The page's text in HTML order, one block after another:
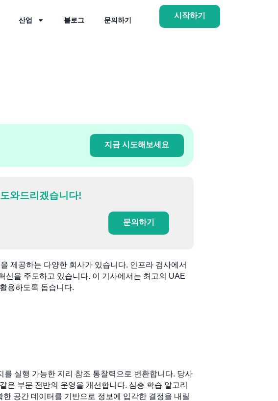
산업 블로그 문의하기
시작하기
지금 시도해보세요
도와드리겠습니다!
문의하기
제공하는 다양한 회사가 있습니다. 인프라 검사에서
신을 주도하고 있습니다. 이 기사에서는 최고의 UAE
용하도록 돕습니다.
실행 가능한 지리 참조 통찰력으로 변환합니다. 당사
은 부문 전반의 운영을 개선합니다. 심층 학습 알고리
공간 데이터를 기반으로 정보에 입각한 결정을 내릴